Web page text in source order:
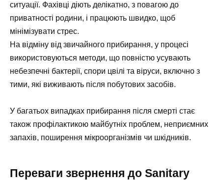
ситуації. Фахівці діють делікатно, з повагою до
приватності родини, і працюють швидко, щоб
мінімізувати стрес.
На відміну від звичайного прибирання, у процесі
використовуються методи, що повністю усувають
небезпечні бактерії, спори цвілі та віруси, включно з
тими, які виживають після побутових засобів.
У багатьох випадках прибирання після смерті стає
також профілактикою майбутніх проблем, неприємних
запахів, поширення мікроорганізмів чи шкідників.
Переваги звернення до Sanitary